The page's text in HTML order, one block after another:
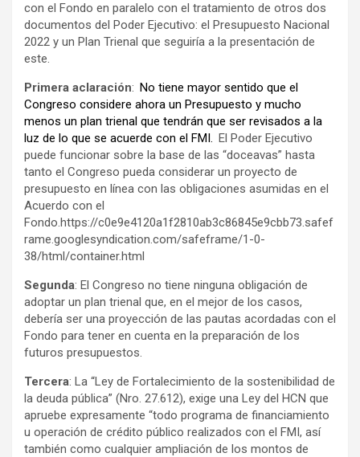
con el Fondo en paralelo con el tratamiento de otros dos
documentos del Poder Ejecutivo: el Presupuesto Nacional
2022 y un Plan Trienal que seguiría a la presentación de
este.
Primera aclaración: No tiene mayor sentido que el
Congreso considere ahora un Presupuesto y mucho
menos un plan trienal que tendrán que ser revisados a la
luz de lo que se acuerde con el FMI. El Poder Ejecutivo
puede funcionar sobre la base de las “doceavas” hasta
tanto el Congreso pueda considerar un proyecto de
presupuesto en línea con las obligaciones asumidas en el
Acuerdo con el
Fondo.https://c0e9e4120a1f2810ab3c86845e9cbb73.safef
rame.googlesyndication.com/safeframe/1-0-
38/html/container.html
Segunda: El Congreso no tiene ninguna obligación de
adoptar un plan trienal que, en el mejor de los casos,
debería ser una proyección de las pautas acordadas con el
Fondo para tener en cuenta en la preparación de los
futuros presupuestos.
Tercera: La “Ley de Fortalecimiento de la sostenibilidad de
la deuda pública” (Nro. 27.612), exige una Ley del HCN que
apruebe expresamente “todo programa de financiamiento
u operación de crédito público realizados con el FMI, así
también como cualquier ampliación de los montos de